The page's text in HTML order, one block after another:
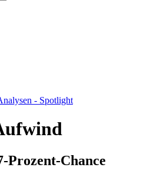
- Spotlight
Prozent-Chance